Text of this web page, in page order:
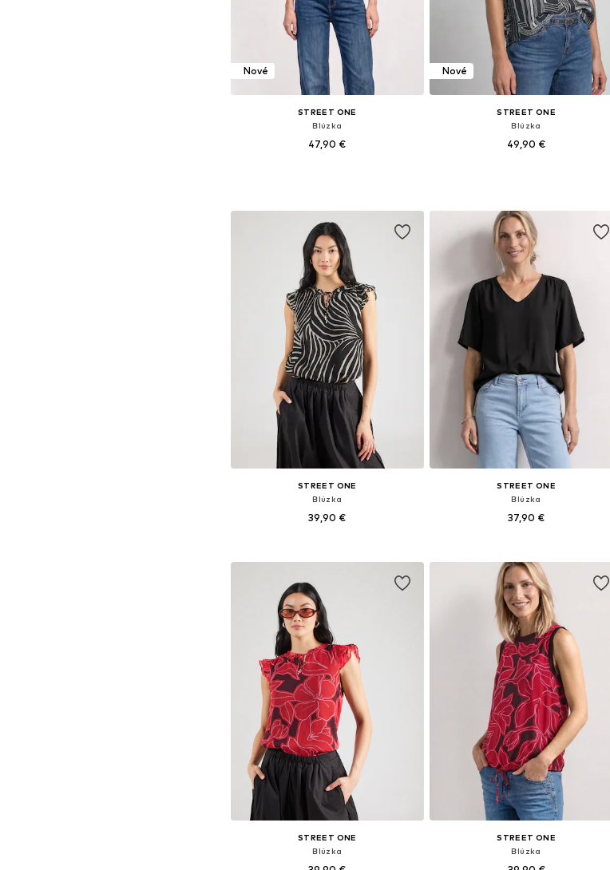
Nové
STREET ONE
Blúzka
47,90 €
Nové
STREET ONE
Blúzka
49,90 €
STREET ONE
Blúzka
39,90 €
STREET ONE
Blúzka
37,90 €
Pridať do košíka
STREET ONE
Blúzka
STREET ONE
Blúzka